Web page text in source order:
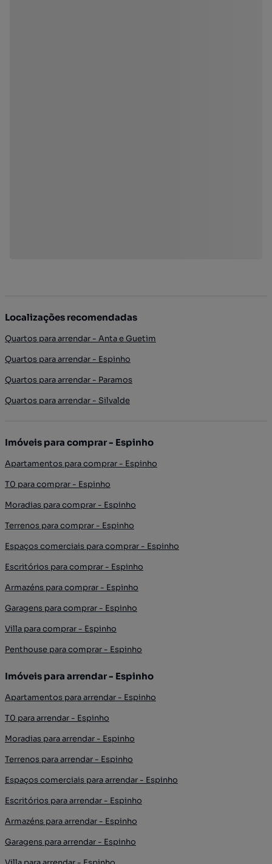
Localizações recomendadas
Quartos para arrendar - Anta e Guetim
Quartos para arrendar - Espinho
Quartos para arrendar - Paramos
Quartos para arrendar - Silvalde
Imóveis para comprar - Espinho
Apartamentos para comprar - Espinho
T0 para comprar - Espinho
Moradias para comprar - Espinho
Terrenos para comprar - Espinho
Espaços comerciais para comprar - Espinho
Escritórios para comprar - Espinho
Armazéns para comprar - Espinho
Garagens para comprar - Espinho
Villa para comprar - Espinho
Penthouse para comprar - Espinho
Imóveis para arrendar - Espinho
Apartamentos para arrendar - Espinho
T0 para arrendar - Espinho
Moradias para arrendar - Espinho
Terrenos para arrendar - Espinho
Espaços comerciais para arrendar - Espinho
Escritórios para arrendar - Espinho
Armazéns para arrendar - Espinho
Garagens para arrendar - Espinho